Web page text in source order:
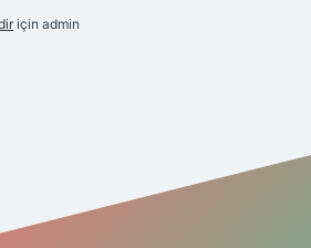
için admin